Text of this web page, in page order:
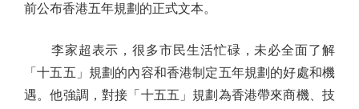
前公布香港五年規劃的正式文本。
李家超表示，很多市民生活忙碌，未必全面了解
「十五五」規劃的內容和香港制定五年規劃的好處和機
遇。他強調，對接「十五五」規劃為香港帶來商機、技